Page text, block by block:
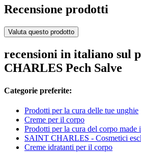
Recensione prodotti
Valuta questo prodotto
recensioni in italiano sul
CHARLES Pech Salve
Categorie preferite:
Prodotti per la cura delle tue unghie
Creme per il corpo
Prodotti per la cura del corpo made
SAINT CHARLES - Cosmetici
Creme idratanti per il corpo